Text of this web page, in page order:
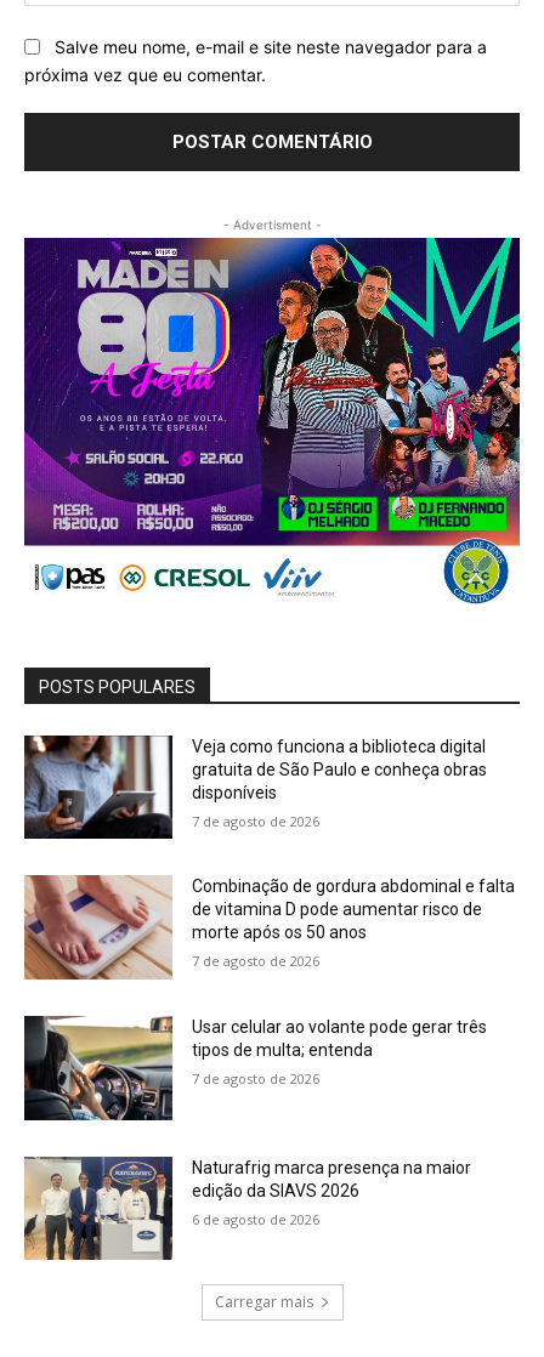
Salve meu nome, e-mail e site neste navegador para a
próxima vez que eu comentar.
- Advertisment -
POSTS POPULARES
Veja como funciona a biblioteca digital
gratuita de São Paulo e conheça obras
disponíveis
7 de agosto de 2026
Combinação de gordura abdominal e falta
de vitamina D pode aumentar risco de
morte após os 50 anos
7 de agosto de 2026
Usar celular ao volante pode gerar três
tipos de multa; entenda
7 de agosto de 2026
Naturafrig marca presença na maior
edição da SIAVS 2026
6 de agosto de 2026
Carregar mais